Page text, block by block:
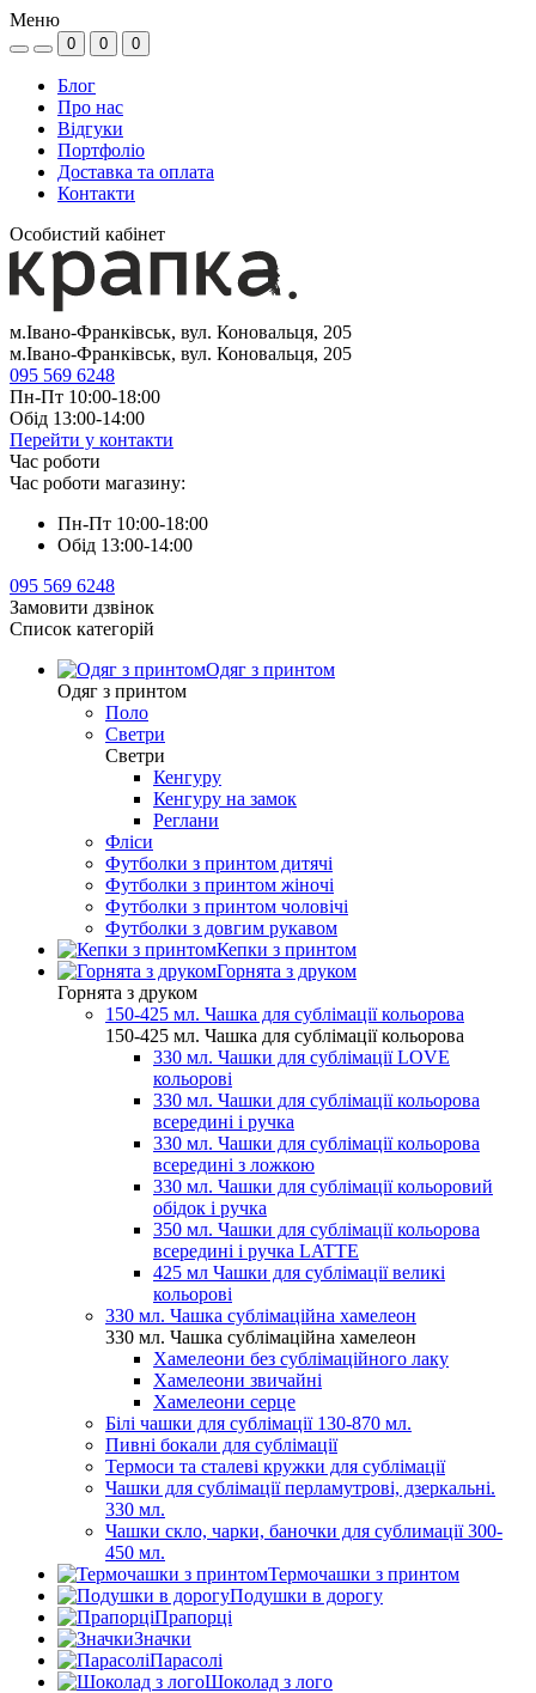
Меню
0 0 0
Блог
Про нас
Відгуки
Портфоліо
Доставка та оплата
Контакти
Особистий кабінет
м.Івано-Франківськ, вул. Коновальця, 205
м.Івано-Франківськ, вул. Коновальця, 205
095 569 6248
Пн-Пт 10:00-18:00
Обід 13:00-14:00
Перейти у контакти
Час роботи
Час роботи магазину:
Пн-Пт 10:00-18:00
Обід 13:00-14:00
095 569 6248
Замовити дзвінок
Список категорій
Одяг з принтом
Одяг з принтом
Поло
Светри
Светри
Кенгуру
Кенгуру на замок
Реглани
Фліси
Футболки з принтом дитячі
Футболки з принтом жіночі
Футболки з принтом чоловічі
Футболки з довгим рукавом
Кепки з принтом
Горнята з друком
Горнята з друком
150-425 мл. Чашка для сублімації кольорова
150-425 мл. Чашка для сублімації кольорова
330 мл. Чашки для сублімації LOVE
кольорові
330 мл. Чашки для сублімації кольорова
всередині і ручка
330 мл. Чашки для сублімації кольорова
всередині з ложкою
330 мл. Чашки для сублімації кольоровий
обідок і ручка
350 мл. Чашки для сублімації кольорова
всередині і ручка LATTE
425 мл Чашки для сублімації великі
кольорові
330 мл. Чашка сублімаційна хамелеон
330 мл. Чашка сублімаційна хамелеон
Хамелеони без сублімаційного лаку
Хамелеони звичайні
Хамелеони серце
Білі чашки для сублімації 130-870 мл.
Пивні бокали для сублімації
Термоси та сталеві кружки для сублімації
Чашки для сублімації перламутрові, дзеркальні.
330 мл.
Чашки скло, чарки, баночки для сублимації 300-
450 мл.
Термочашки з принтом
Подушки в дорогу
Прапорці
Значки
Парасолі
Шоколад з лого